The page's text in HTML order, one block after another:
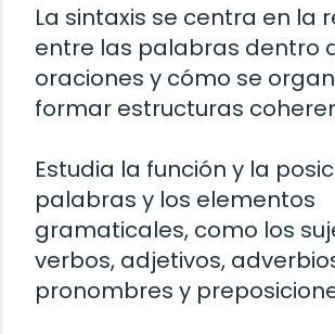
La sintaxis se centra en la
entre las palabras dentro
oraciones y cómo se
formar estructuras
Estudia la función y la
palabras y los elementos
gramaticales, como los
verbos, adjetivos,
pronombres y